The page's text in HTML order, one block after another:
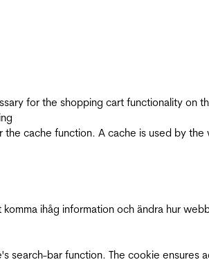
for the shopping cart functionality on
the cache function. A cache is used by
ihåg information och ändra hur
search-bar function. The cookie ensures